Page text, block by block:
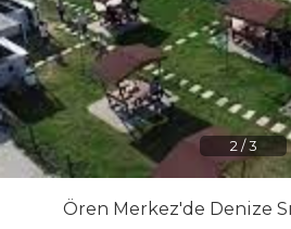
2 /3
Ören Merkez'de Denize